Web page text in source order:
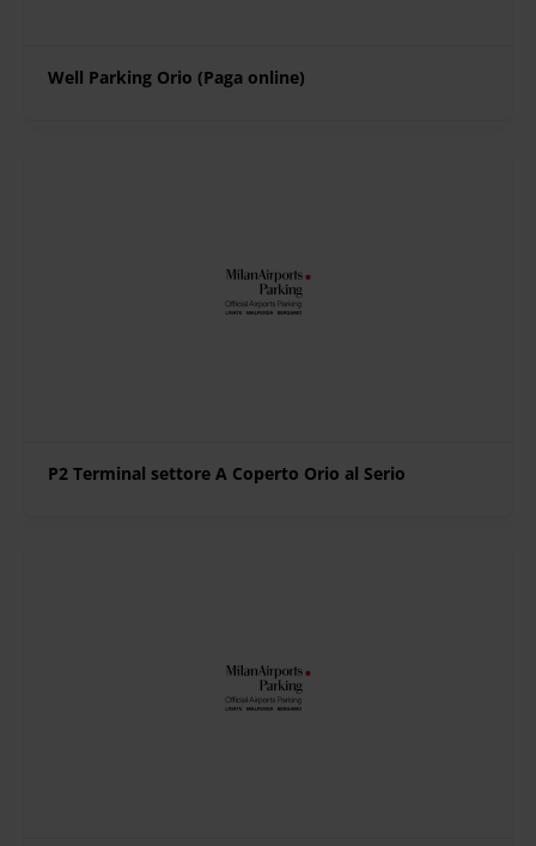
Well Parking Orio (Paga online)
P2 Terminal settore A Coperto Orio al Serio